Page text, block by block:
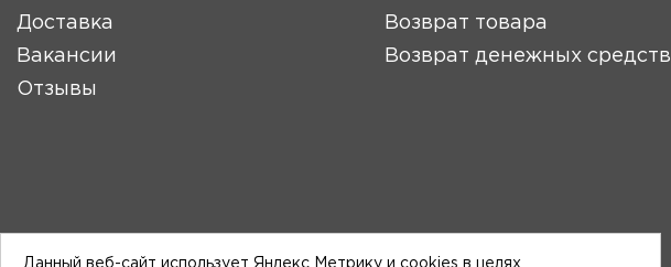
Доставка
Вакансии
Отзывы
Возврат товара
Возврат денежных средств
Данный веб-сайт использует Яндекс Метрику и cookies в целях